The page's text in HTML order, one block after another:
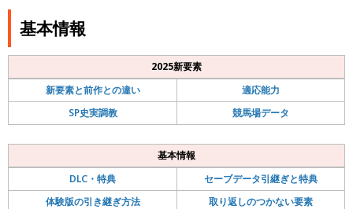
基本情報
2025新要素
新要素と前作との違い
適応能力
SP史実調教
競馬場データ
基本情報
DLC・特典
セーブデータ引継ぎと特典
体験版の引き継ぎ方法
取り返しのつかない要素